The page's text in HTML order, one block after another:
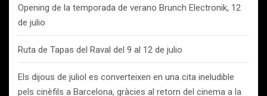
Opening de la temporada de verano Brunch Electronik, 12
de julio
Ruta de Tapas del Raval del 9 al 12 de julio
Els dijous de juliol es converteixen en una cita ineludible
pels cinèfils a Barcelona, gràcies al retorn del cinema a la